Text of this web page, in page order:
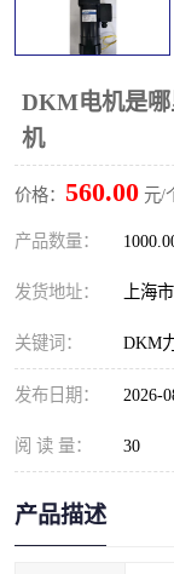
DKM电机是
机
价格： 560.00 元/
产品数量：
发货地址： 上海
关键词： DKM
发布日期： 2026-
阅 读 量： 30
产品描述